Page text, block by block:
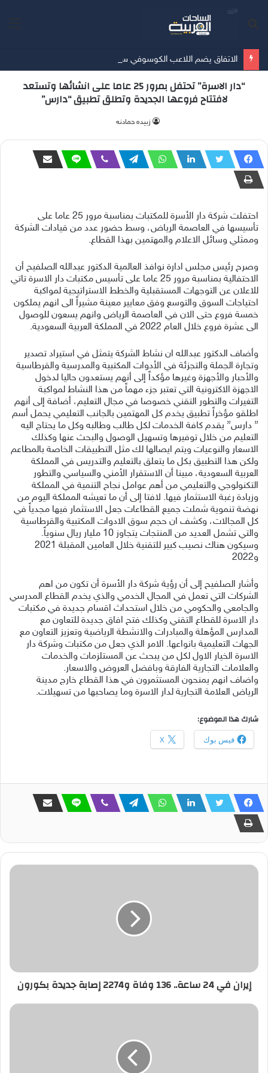
الاتفاق يضم اللاعب الكوسوفي سيلينا 3 مواسم
“دار الاسرة” تحتفل بمرور 25 عاما على انشائها وتستعد
لافتتاح فروعها الجديدة وتطلق تطبيق “دارس”
زبيده حمادنه
احتفلت شركة دار الأسرة للمكتبات بمناسبة مرور 25 عاما على
تأسيسها في العاصمة الرياض، وسط حضور عدد من قيادات الشركة
وممثلي وسائل الاعلام والمهتمين بهذا القطاع.
وصرح رئيس مجلس ادارة نوافذ العالمية الدكتور عبدالله الصلفيح أن
الاحتفالية بمناسبة مرور 25 عاما على تأسيس مكتبات دار الاسرة تاتي
للاعلان عن التوجهات المستقبلية والخطط الاستراتيجية لمواكبة
احتياجات السوق والتوسع وفق معايير معينة مشيراً الى انهم يملكون
خمسة فروع حتى الان في العاصمة الرياض وانهم يسعون للوصول
الى عشرة فروع خلال العام 2022 في المملكة العربية السعودية.
وأضاف الدكتور عبدالله ان نشاط الشركة يتمثل في استيراد تصدير
وتجارة الجملة والتجزئة في الأدوات المكتبية والمدرسية والقرطاسية
والأحبار والأجهزة وغيرها مؤكداً إلى أنهم يستعدون حاليا لدخول
الاجهزة الاكترونية التي تعتبر جزء مهماً من هذا النشاط لمواكبة
التغيرات والتطور التقني خصوصا في مجال التعليم، أضافة إلى أنهم
اطلقو مؤخراً تطبيق يخدم كل المهتمين بالجانب التعليمي يحمل أسم
” دارس” يقدم كافة الخدمات لكل طالب وطالبه وكل ما يحتاج اليه
التعليم من خلال توفيرها وتسهيل الوصول والبحث عنها وكذلك
الاسعار والنوعيات ويتم ايصالها لك مثل التطبيقات الخاصة بالمطاعم
ولكن هذا التطبيق بكل ما يتعلق بالتعليم والتدريس في المملكة
العربية السعودية، مبينا أن الاستقرار الأمني والسياسي والتطور
التكنولوجي والتعليمي من أهم عوامل نجاح التنمية في المملكة
وزيادة رغبة الاستثمار فيها. لافتا إلى أن ما تعيشه المملكة اليوم من
نهضة تنموية شملت جميع القطاعات جعل الاستثمار فيها مجدياً في
كل المجالات، وكشف ان حجم سوق الادوات المكتبية والقرطاسية
والتي تشمل العديد من المنتجات يتجاوز 10 مليار ريال سنوياً.
وسيكون هناك نصيب كبير للتقنية خلال العامين المقبلة 2021
و2022
وأشار الصلفيح إلى أن رؤية شركة دار الأسرة أن تكون من اهم
الشركات التي تعمل في المجال الخدمي والذي يخدم القطاع المدرسي
والجامعي والحكومي من خلال استحداث اقسام جديدة في مكتبات
دار الاسرة للقطاع التقني وكذلك فتح افاق جديدة للتعاون مع
المدارس المؤهلة والمبادرات والانشطة الرياضية وتعزيز التعاون مع
الجهات التعليمية بانواعها. الامر الذي جعل من مكتبات وشركة دار
الاسرة الخيار الاول لكل من يبحث عن المستلزمات والخدمات
والعلامات التجارية الفارقة وبافضل العروض والاسعار.
واضاف انهم يمنحون المستثمرون في هذا القطاع خارج مدينة
الرياض العلامة التجارية لدار الاسرة وما يصاحبها من تسهيلات.
شارك هذا الموضوع:
فيس بوك X
إيران في 24 ساعة.. 136 وفاة و2274 إصابة جديدة بكورون